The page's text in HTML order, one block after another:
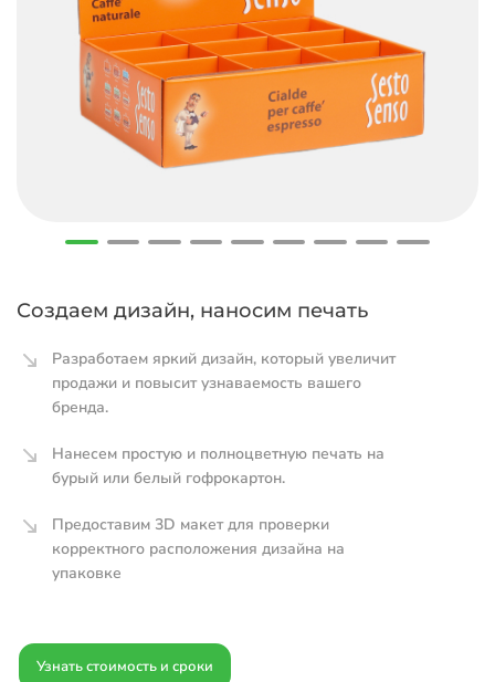
Создаем дизайн, наносим печать
Разработаем яркий дизайн, который увеличит
продажи и повысит узнаваемость вашего
бренда.
Нанесем простую и полноцветную печать на
бурый или белый гофрокартон.
Предоставим 3D макет для проверки
корректного расположения дизайна на
упаковке
Узнать стоимость и сроки